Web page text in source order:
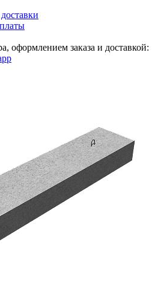
оформлением заказа и доставкой: